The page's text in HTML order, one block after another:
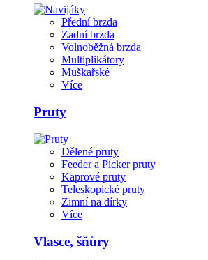
Přední brzda
Zadní brzda
Volnoběžná brzda
Multiplikátory
Muškařské
Více
Pruty
Dělené pruty
Feeder a Picker pruty
Kaprové pruty
Teleskopické pruty
Zimní na dírky
Více
Vlasce, šňůry